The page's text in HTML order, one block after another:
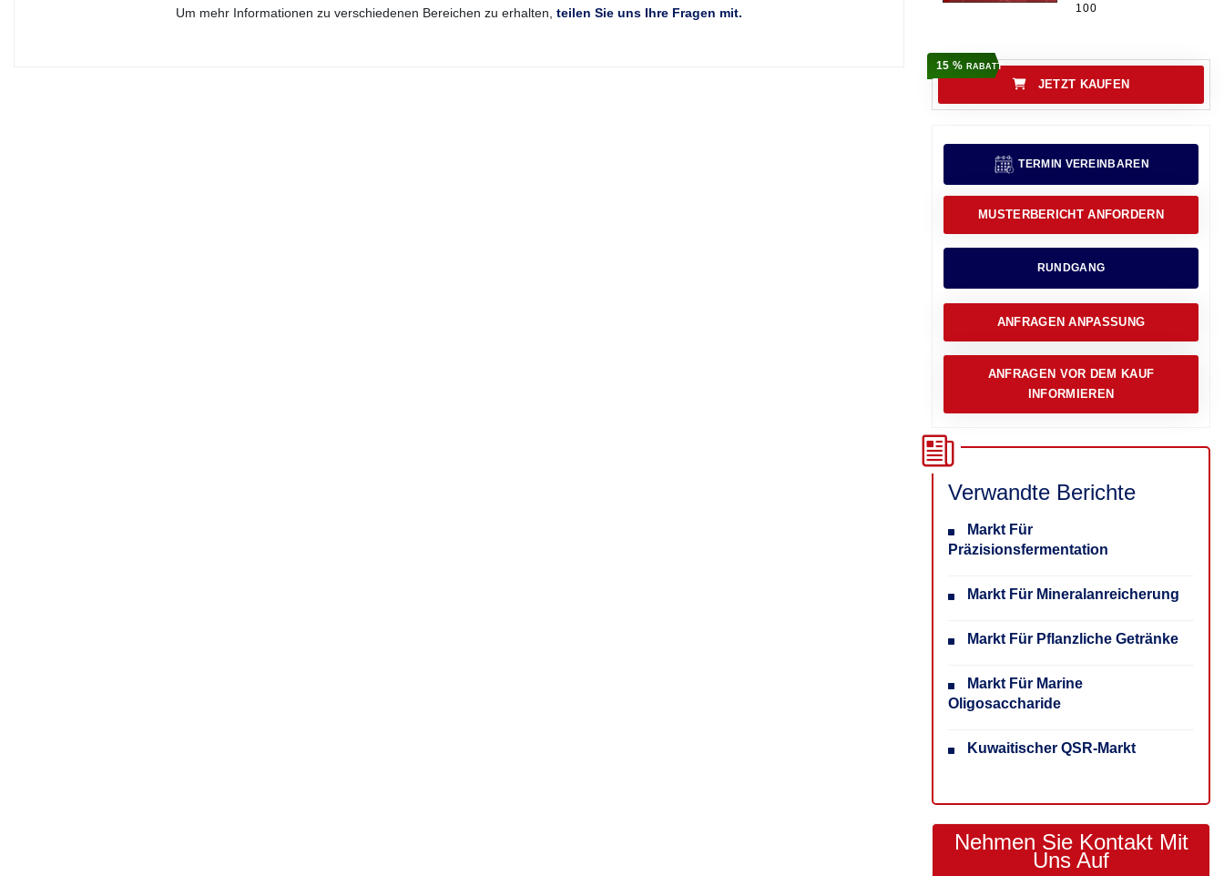
Um mehr Informationen zu verschiedenen Bereichen zu erhalten, teilen Sie uns Ihre Fragen mit.
100
15 % RABATT
JETZT KAUFEN
TERMIN VEREINBAREN
MUSTERBERICHT ANFORDERN
RUNDGANG
ANFRAGEN ANPASSUNG
ANFRAGEN VOR DEM KAUF
INFORMIEREN
Verwandte Berichte
Markt Für
Präzisionsfermentation
Markt Für Mineralanreicherung
Markt Für Pflanzliche Getränke
Markt Für Marine
Oligosaccharide
Kuwaitischer QSR-Markt
Nehmen Sie Kontakt Mit
Uns Auf